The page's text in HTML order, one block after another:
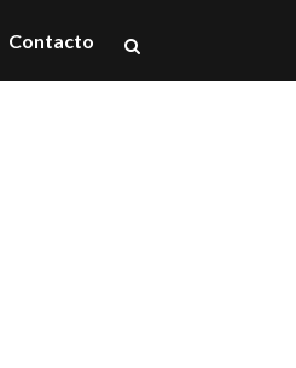
Contacto